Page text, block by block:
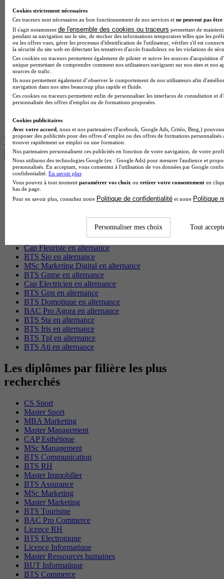
Master Psychologie à Paris
Master Meef à Lyon
Master Meef à Paris
BTS Tourisme à Bordeaux
BTS Tourisme à Lyon
BTS Tourisme à Paris
BTS Tourisme à Toulouse
Licence Psychologie à Lille
Master Informatique à Paris
BTS Communication à Bordeaux
Master Psychologie à Angers
BTS Ndrc à Lyon
Les intitulés de diplôme par alternance
les plus recherchés
BTS Esf en alternance
BTS Dietetique en alternance
BTS Mco en alternance
BTS Pi en alternance
Master CCA en alternance
BTS Ndrc en alternance
BTS Sam en alternance
Cap Fleuriste en alternance
BTS Sio en alternance
MSc Marketing Digital en alternance
BTS Gpme en alternance
Cap Electricien en alternance
BTS Gpn en alternance
BTS Domotique en alternance
BAC Pro Agora en alternance
BTS Sta en alternance
BTS Iris en alternance
BTS Tpl en alternance
BTS Ati en alternance
Les diplômes par filière les plus
recherchés
CS Sport
Master Sport
MBA Marketing
Master Management
CAP Esthétique
MSc Management
BTS Communication
BTS RH
Master Immobilier
BTS Assurance
MSc Marketing
Master Marketing
BTS Tourisme
BAC Pro Commerce
Licence RH
BTS Electronique
Licence Informatique
Master Ressources humaines
BUT Informatique
BTS Commerce
Cookies strictement nécessaires
Ces traceurs sont nécessaires au bon fonctionnement de nos services et ne peuvent pas être
Il s'agit notamment de l'ensemble des cookies ou traceurs permettant de
pendant sa navigation sur le site, de stocker des informations temporaires telles que les
ou les offres vues, gérer les processus d'identification de l'utilisateur, vérifier s'il est
la sécurité du site web en détectant les tentatives d'accès frauduleux ou les violations de
Ces cookies ou traceurs permettent également de piloter et suivre les sources d'acquisition
unique permettant de comprendre comment nos utilisateurs naviguent sur nos sites et nos
sources de trafic.
Ils nous permettent également d’observer le comportement de nos utilisateurs afin
navigation dans nos sites beaucoup plus rapide et fluide.
Ces cookies ou traceurs permettent enfin de personnaliser les interfaces de consultation et
personnalisée des offres d'emploi ou de formations proposées.
Cookies publicitaires
Avec votre accord , nous et nos partenaires (Facebook, Google Ads, Critéo, Bing,)
proposer des publicités pour des offres d’emploi ou des offres de formations
trouver rapidement un emploi ou une formation.
Nos partenaires personnalisent ces publicités en fonction de votre navigation, de votre
Nous utilisons des technologies Google (ex : Google Ads) pour mesurer l'audience et
personnalisés. En acceptant, vous consentez à l'utilisation de vos données par Google
confidentialité. En savoir plus
Vous pouvez à tout moment paramétrer vos choix ou retirer votre consentement en
bas de page.
Pour en savoir plus, consultez notre Politique de confidentialité et notre Politique
Personnaliser mes choix Tout